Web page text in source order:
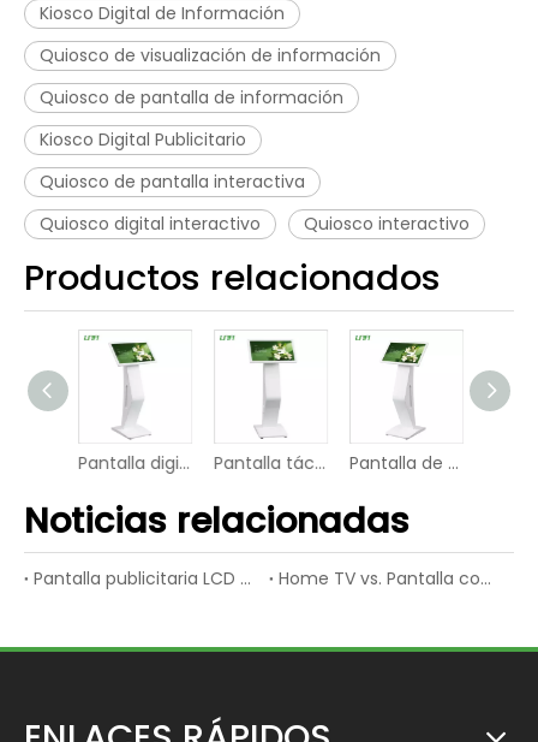
Kiosco Digital de Información
Quiosco de visualización de información
Quiosco de pantalla de información
Kiosco Digital Publicitario
Quiosco de pantalla interactiva
Quiosco digital interactivo
Quiosco interactivo
Productos relacionados
Pantalla digital capacitiva inteligente industrial 4G Pantalla táctil capacitiva del indicador digital video interactivo de PCAP LCD Pantalla de vídeo con pantalla digital táctil infrarroja LCD inteligente IR
Noticias relacionadas
Pantalla publicitaria LCD vs. Pantalla publicitaria LED Home TV vs. Pantalla comercial LCD